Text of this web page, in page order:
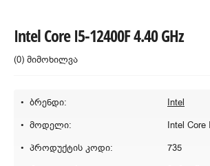
Intel Core I5-12400F 4.40 GHz
(0) მიმოხილვა
ბრენდი:
Intel
მოდელი:
პროდუქტის კოდი:
735